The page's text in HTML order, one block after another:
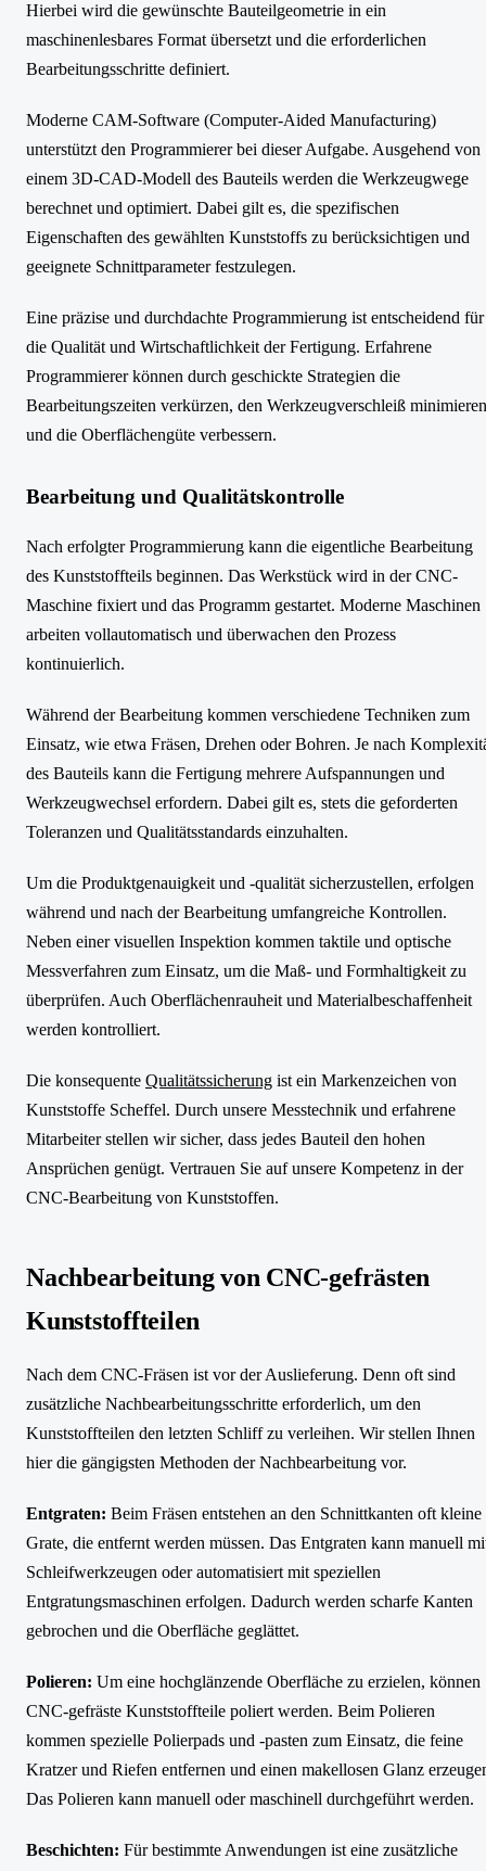
Hierbei wird die gewünschte Bauteilgeometrie in ein
maschinenlesbares Format übersetzt und die erforderlichen
Bearbeitungsschritte definiert.
Moderne CAM-Software (Computer-Aided Manufacturing)
unterstützt den Programmierer bei dieser Aufgabe. Ausgehend von
einem 3D-CAD-Modell des Bauteils werden die Werkzeugwege
berechnet und optimiert. Dabei gilt es, die spezifischen
Eigenschaften des gewählten Kunststoffs zu berücksichtigen und
geeignete Schnittparameter festzulegen.
Eine präzise und durchdachte Programmierung ist entscheidend für
die Qualität und Wirtschaftlichkeit der Fertigung. Erfahrene
Programmierer können durch geschickte Strategien die
Bearbeitungszeiten verkürzen, den Werkzeugverschleiß minimieren
und die Oberflächengüte verbessern.
Bearbeitung und Qualitätskontrolle
Nach erfolgter Programmierung kann die eigentliche Bearbeitung
des Kunststoffteils beginnen. Das Werkstück wird in der CNC-
Maschine fixiert und das Programm gestartet. Moderne Maschinen
arbeiten vollautomatisch und überwachen den Prozess
kontinuierlich.
Während der Bearbeitung kommen verschiedene Techniken zum
Einsatz, wie etwa Fräsen, Drehen oder Bohren. Je nach
des Bauteils kann die Fertigung mehrere Aufspannungen und
Werkzeugwechsel erfordern. Dabei gilt es, stets die geforderten
Toleranzen und Qualitätsstandards einzuhalten.
Um die Produktgenauigkeit und -qualität sicherzustellen, erfolgen
während und nach der Bearbeitung umfangreiche Kontrollen.
Neben einer visuellen Inspektion kommen taktile und optische
Messverfahren zum Einsatz, um die Maß- und Formhaltigkeit zu
überprüfen. Auch Oberflächenrauheit und Materialbeschaffenheit
werden kontrolliert.
Die konsequente Qualitätssicherung ist ein Markenzeichen von
Kunststoffe Scheffel. Durch unsere Messtechnik und erfahrene
Mitarbeiter stellen wir sicher, dass jedes Bauteil den hohen
Ansprüchen genügt. Vertrauen Sie auf unsere Kompetenz in der
CNC-Bearbeitung von Kunststoffen.
Nachbearbeitung von CNC-gefrästen
Kunststoffteilen
Nach dem CNC-Fräsen ist vor der Auslieferung. Denn oft sind
zusätzliche Nachbearbeitungsschritte erforderlich, um den
Kunststoffteilen den letzten Schliff zu verleihen. Wir stellen Ihnen
hier die gängigsten Methoden der Nachbearbeitung vor.
Entgraten: Beim Fräsen entstehen an den Schnittkanten oft kleine
Grate, die entfernt werden müssen. Das Entgraten kann manuell
Schleifwerkzeugen oder automatisiert mit speziellen
Entgratungsmaschinen erfolgen. Dadurch werden scharfe Kanten
gebrochen und die Oberfläche geglättet.
Polieren: Um eine hochglänzende Oberfläche zu erzielen, können
CNC-gefräste Kunststoffteile poliert werden. Beim Polieren
kommen spezielle Polierpads und -pasten zum Einsatz, die feine
Kratzer und Riefen entfernen und einen makellosen Glanz
Das Polieren kann manuell oder maschinell durchgeführt werden.
Beschichten: Für bestimmte Anwendungen ist eine zusätzliche